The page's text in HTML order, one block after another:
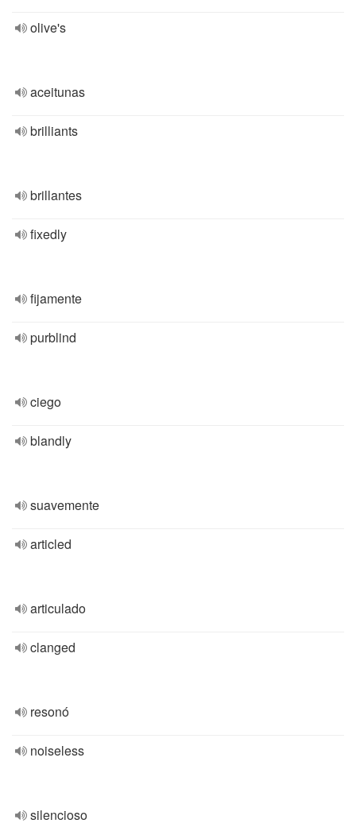
olive's
aceitunas
brilliants
brillantes
fixedly
fijamente
purblind
ciego
blandly
suavemente
articled
articulado
clanged
resonó
noiseless
silencioso